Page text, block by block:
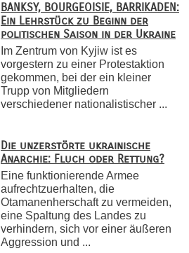
BANKSY, BOURGEOISIE, BARRIKADEN:
Ein Lehrstück zu Beginn der
politischen Saison in der Ukraine
Im Zentrum von Kyjiw ist es
vorgestern zu einer Protestaktion
gekommen, bei der ein kleiner
Trupp von Mitgliedern
verschiedener nationalistischer ...
Die unzerstörte ukrainische
Anarchie: Fluch oder Rettung?
Eine funktionierende Armee
aufrechtzuerhalten, die
Otamanenherschaft zu vermeiden,
eine Spaltung des Landes zu
verhindern, sich vor einer äußeren
Aggression und ...